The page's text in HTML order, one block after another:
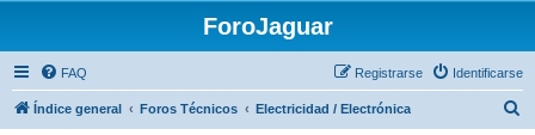
ForoJaguar
FAQ Identificarse
Registrarse
Índice general Foros Técnicos Electricidad / Electrónica